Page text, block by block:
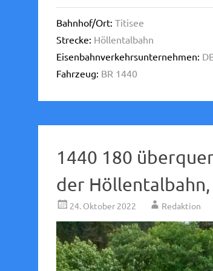
Bahnhof/Ort: Titisee
Strecke: Höllentalbahn
Eisenbahnverkehrsunternehmen:
Fahrzeug: BR 1440
1440 180
der
24. Oktober 2022 Redaktion